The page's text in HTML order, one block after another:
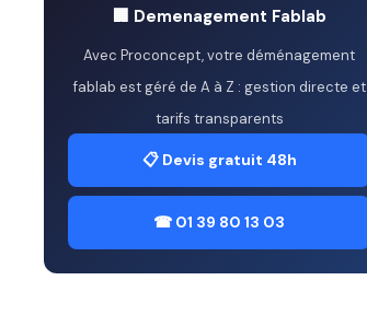
🏢 Demenagement Fablab
Avec Proconcept, votre déménagement
fablab est géré de A à Z : gestion directe et
tarifs transparents
📋 Devis gratuit 48h
☎ 01 39 80 13 03